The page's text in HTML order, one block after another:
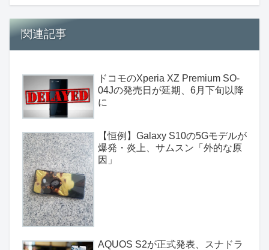
関連記事
ドコモのXperia XZ Premium SO-
04Jの発売日が延期、6月下旬以降
に
【恒例】Galaxy S10の5Gモデルが
爆発・炎上、サムスン「外的な原
因」
AQUOS S2が正式発表、スナドラ